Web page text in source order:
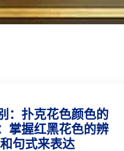
：扑克花色颜色的
掌握红黑花色的辨
句式来表达